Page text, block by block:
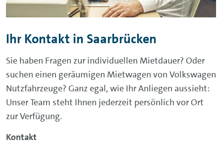
Ihr Kontakt in Saarbrücken
Sie haben Fragen zur individuellen Mietdauer? Oder
suchen einen geräumigen Mietwagen von Volkswagen
Nutzfahrzeuge? Ganz egal, wie Ihr Anliegen aussieht:
UnserTeam steht Ihnen jederzeit persönlich vor Ort
zur Verfügung.
Kontakt